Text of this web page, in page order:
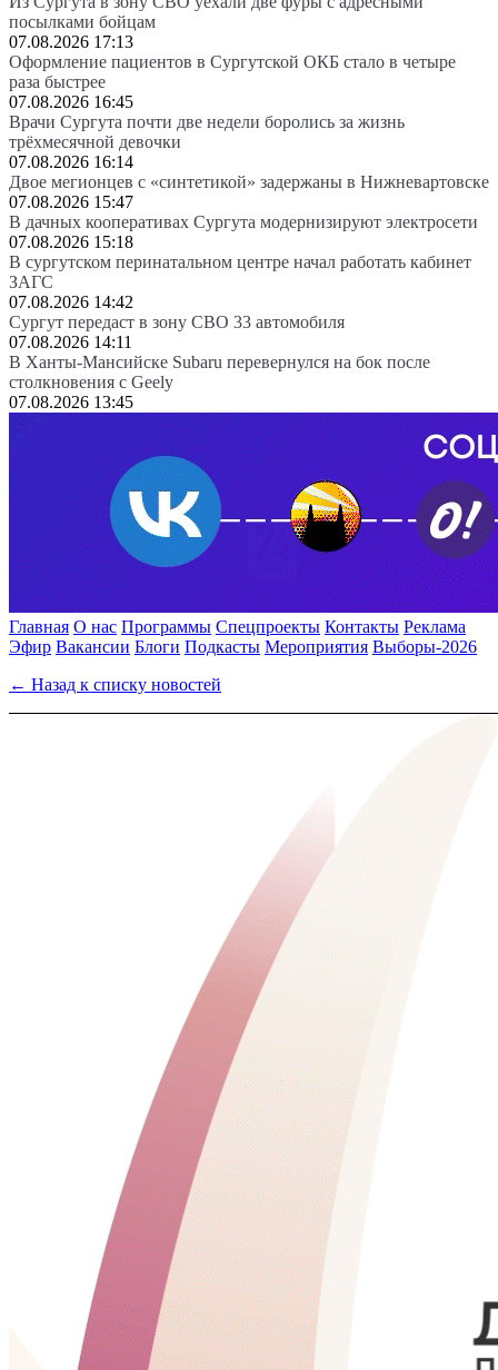
посылками бойцам
07.08.2026 17:13
Оформление пациентов в Сургутской ОКБ стало в четыре
раза быстрее
07.08.2026 16:45
Врачи Сургута почти две недели боролись за жизнь
трёхмесячной девочки
07.08.2026 16:14
Двое мегионцев с «синтетикой» задержаны в Нижневартовске
07.08.2026 15:47
В дачных кооперативах Сургута модернизируют электросети
07.08.2026 15:18
В сургутском перинатальном центре начал работать кабинет
ЗАГС
07.08.2026 14:42
Сургут передаст в зону СВО 33 автомобиля
07.08.2026 14:11
В Ханты-Мансийске Subaru перевернулся на бок после
столкновения с Geely
07.08.2026 13:45
Главная О нас Программы Спецпроекты Контакты Реклама
Эфир Вакансии Блоги Подкасты Мероприятия Выборы-2026
← Назад к списку новостей